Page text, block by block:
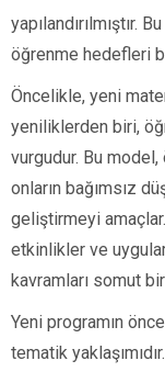
yapılandırılmıştır.
öğrenme hedefleri
Öncelikle, yeni
yeniliklerden biri,
vurgudur. Bu model,
onların bağımsız
geliştirmeyi
etkinlikler ve
kavramları somut
Yeni programın
tematik